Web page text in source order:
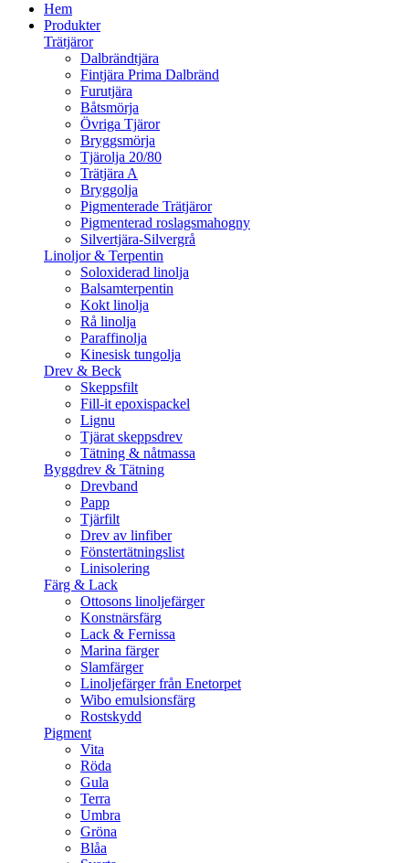
Hem
Produkter
Trätjäror
Dalbrändtjära
Fintjära Prima Dalbränd
Furutjära
Båtsmörja
Övriga Tjäror
Bryggsmörja
Tjärolja 20/80
Trätjära A
Bryggolja
Pigmenterade Trätjäror
Pigmenterad roslagsmahogny
Silvertjära-Silvergrå
Linoljor & Terpentin
Soloxiderad linolja
Balsamterpentin
Kokt linolja
Rå linolja
Paraffinolja
Kinesisk tungolja
Drev & Beck
Skeppsfilt
Fill-it epoxispackel
Lignu
Tjärat skeppsdrev
Tätning & nåtmassa
Byggdrev & Tätning
Drevband
Papp
Tjärfilt
Drev av linfiber
Fönstertätningslist
Linisolering
Färg & Lack
Ottosons linoljefärger
Konstnärsfärg
Lack & Fernissa
Marina färger
Slamfärger
Linoljefärger från Enetorpet
Wibo emulsionsfärg
Rostskydd
Pigment
Vita
Röda
Gula
Terra
Umbra
Gröna
Blåa